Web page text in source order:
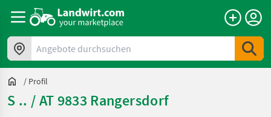
Angebote durchsuchen
/ Profil
S .. / AT 9833 Rangersdorf